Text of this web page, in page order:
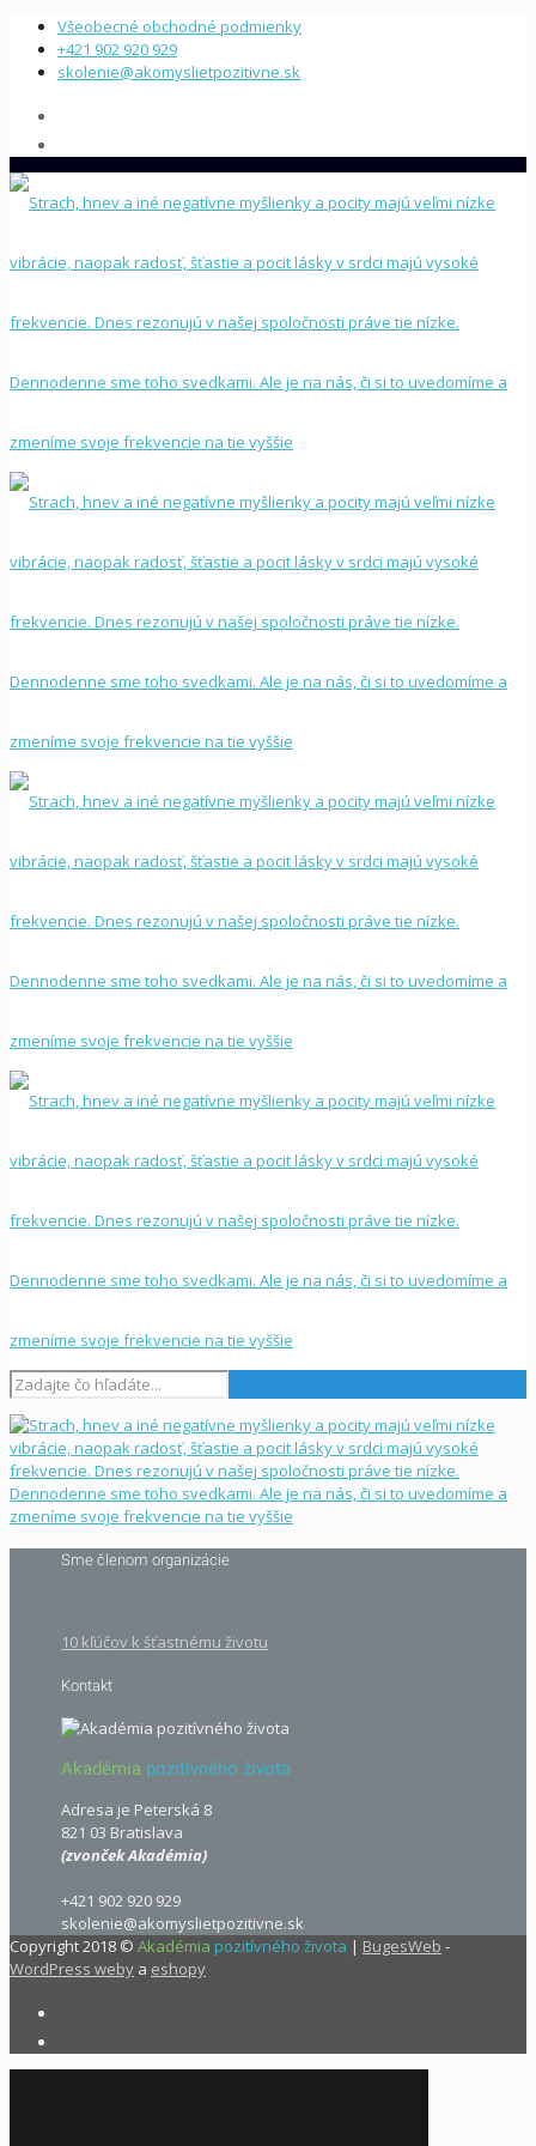
Všeobecné obchodné podmienky
+421 902 920 929
skolenie@akomyslietpozitivne.sk
Sme členom organizácie
10 kľúčov k šťastnému životu
Kontakt
Akadémia pozitívného života
Adresa je Peterská 8
821 03 Bratislava
(zvonček Akadémia)
+421 902 920 929
skolenie@akomyslietpozitivne.sk
Copyright 2018 © Akadémia pozitívného života | BugesWeb -
WordPress weby a eshopy